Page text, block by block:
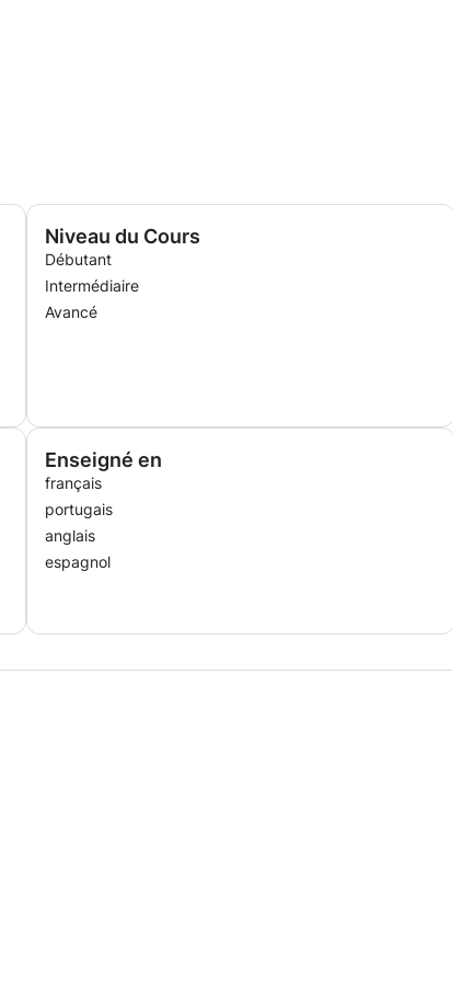
et Arts (Lille III)
Niveau du Cours
Débutant
Intermédiaire
Avancé
Enseigné en
français
portugais
anglais
espagnol